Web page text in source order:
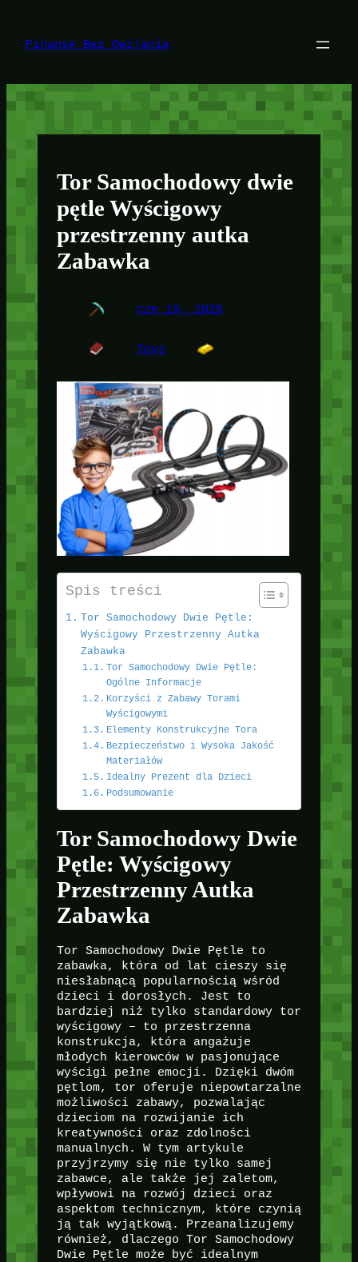
treści
Finanse Bez Owijania
Tor Samochodowy dwie
pętle Wyścigowy
przestrzenny autka
Zabawka
cze 19, 2025
Toys
Spis treści
Tor Samochodowy Dwie Pętle:
Wyścigowy Przestrzenny Autka
Zabawka
Tor Samochodowy Dwie Pętle:
Ogólne Informacje
Korzyści z Zabawy Torami
Wyścigowymi
Elementy Konstrukcyjne Tora
Bezpieczeństwo i Wysoka Jakość
Materiałów
Idealny Prezent dla Dzieci
Podsumowanie
Tor Samochodowy Dwie
Pętle: Wyścigowy
Przestrzenny Autka
Zabawka
Tor Samochodowy Dwie Pętle to
zabawka, która od lat cieszy się
niesłabnącą popularnością wśród
dzieci i dorosłych. Jest to
bardziej niż tylko standardowy tor
wyścigowy – to przestrzenna
konstrukcja, która angażuje
młodych kierowców w pasjonujące
wyścigi pełne emocji. Dzięki dwóm
pętlom, tor oferuje niepowtarzalne
możliwości zabawy, pozwalając
dzieciom na rozwijanie ich
kreatywności oraz zdolności
manualnych. W tym artykule
przyjrzymy się nie tylko samej
zabawce, ale także jej zaletom,
wpływowi na rozwój dzieci oraz
aspektom technicznym, które czynią
ją tak wyjątkową. Przeanalizujemy
również, dlaczego Tor Samochodowy
Dwie Pętle może być idealnym